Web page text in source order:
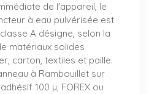
de l'appareil, le
à eau pulvérisée est
A désigne, selon la
matériaux solides
carton, textiles et paille.
à Rambouillet sur
100 µ, FOREX ou